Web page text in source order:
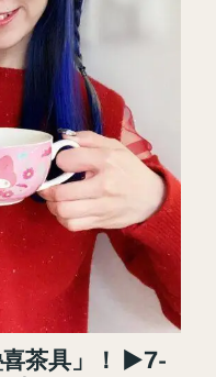
茶具」！ ►7-